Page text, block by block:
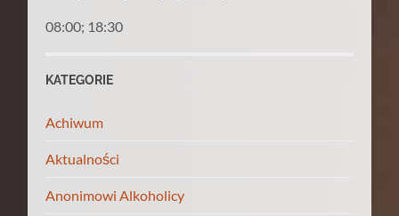
08:00; 18:30
KATEGORIE
Achiwum
Aktualności
Anonimowi Alkoholicy